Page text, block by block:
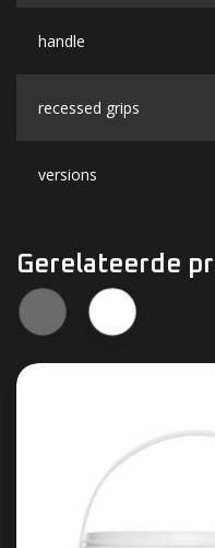
handle
recessed grips
versions
Gerelateerde